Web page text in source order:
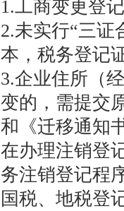
1.工商变更登
2.未实行“三证
本，税务登记
3.企业住所（
变的，需提交
和《迁移通知
在办理注销登
务注销登记程
国税、地税登